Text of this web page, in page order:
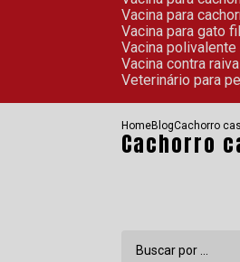
Vacina para
Vacina para gato
Vacina
Vacina contra
Veterinário para
HomeBlogCachorro
Cachorro